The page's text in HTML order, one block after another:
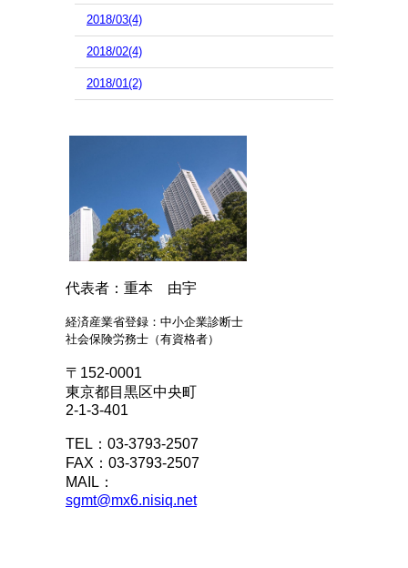
2018/03(4)
2018/02(4)
2018/01(2)
代表者：重本 由宇
経済産業省登録：中小企業診断士
社会保険労務士（有資格者）
〒152-0001
東京都目黒区中央町
2-1-3-401
TEL：03-3793-2507
FAX：03-3793-2507
MAIL：
sgmt@mx6.nisiq.net